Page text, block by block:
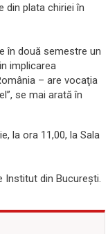
din plata chiriei în
în două semestre un
implicarea
– are vocaţia
se mai arată în
la ora 11,00, la Sala
Institut din Bucureşti.